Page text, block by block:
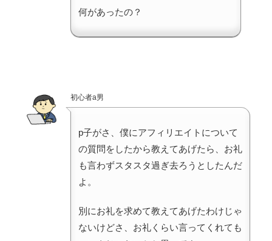
何があったの？
初心者a男
p子がさ、僕にアフィリエイトについて
の質問をしたから教えてあげたら、お礼
も言わずスタスタ過ぎ去ろうとしたんだ
よ。
別にお礼を求めて教えてあげたわけじゃ
ないけどさ、お礼くらい言ってくれても